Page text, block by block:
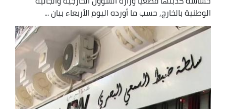
الوطنية بالخارج, حسب ما أورده اليوم الأربعاء بيان ...